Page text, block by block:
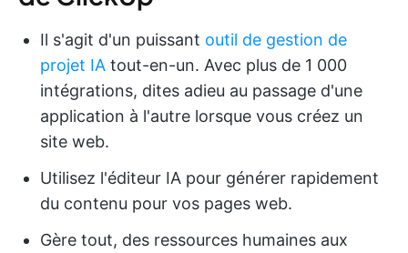
Il s'agit d'un puissant outil de gestion de
projet IA tout-en-un. Avec plus de 1 000
intégrations, dites adieu au passage d'une
application à l'autre lorsque vous créez un
site web.
Utilisez l'éditeur IA pour générer rapidement
du contenu pour vos pages web.
Gère tout, des ressources humaines aux